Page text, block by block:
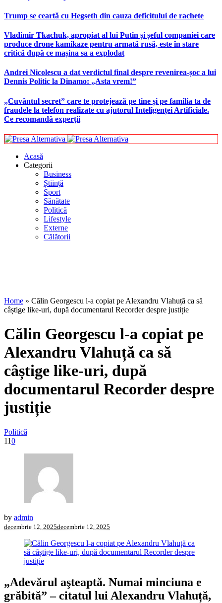
Trump se ceartă cu Hegseth din cauza deficitului de rachete
Vladimir Tkachuk, apropiat al lui Putin și șeful companiei care
produce drone kamikaze pentru armată rusă, este în stare
critică după ce mașina sa a explodat
Andrei Nicolescu a dat verdictul final despre revenirea-șoc a lui
Dennis Politic la Dinamo: „Asta vrem!”
„Cuvântul secret” care te protejează pe tine și pe familia ta de
fraudele la telefon realizate cu ajutorul Inteligenței Artificiale.
Ce recomandă experții
Acasă
Categorii
Business
Știință
Sport
Sănătate
Politică
Lifestyle
Externe
Călătorii
Home » Călin Georgescu l-a copiat pe Alexandru Vlahuță ca să
câștige like-uri, după documentarul Recorder despre justiție
Călin Georgescu l-a copiat pe
Alexandru Vlahuță ca să
câștige like-uri, după
documentarul Recorder despre
justiție
Politică
110
by admin
decembrie 12, 2025decembrie 12, 2025
„Adevărul aşteaptă. Numai minciuna e
grăbită” – citatul lui Alexandru Vlahuță,